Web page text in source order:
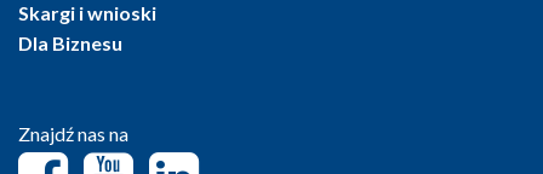
Skargi i wnioski
Dla Biznesu
Znajdź nas na